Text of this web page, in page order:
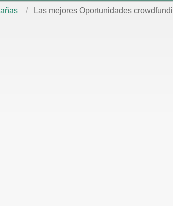
Las mejores Oportunidades